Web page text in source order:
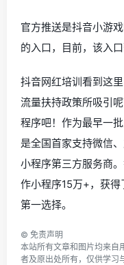
官方推送是抖音小游
的入口，目前，该入
抖音网红培训看到这
流量扶持政策所吸引
程序吧！作为最早一
是全国首家支持微信
小程序第三方服务商
作小程序15万+，获
第一选择。
© 免责声明
本站所有文章和图片均来自
者及原出处所有，仅供学习